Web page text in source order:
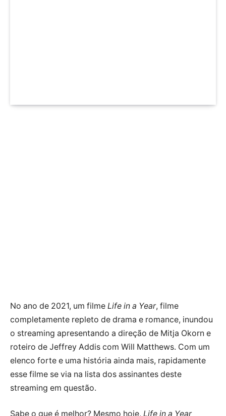
No ano de 2021, um filme Life in a Year, filme
completamente repleto de drama e romance, inundou
o streaming apresentando a direção de Mitja Okorn e
roteiro de Jeffrey Addis com Will Matthews. Com um
elenco forte e uma história ainda mais, rapidamente
esse filme se via na lista dos assinantes deste
streaming em questão.
Sabe o que é melhor? Mesmo hoje, Life in a Year